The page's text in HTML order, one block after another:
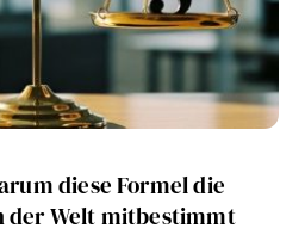
diese Formel die
der Welt mitbestimmt